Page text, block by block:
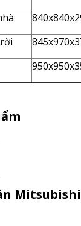
Mitsubishi